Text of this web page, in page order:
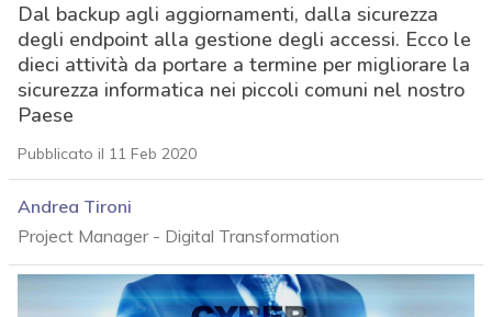
Dal backup agli aggiornamenti, dalla sicurezza
degli endpoint alla gestione degli accessi. Ecco le
dieci attività da portare a termine per migliorare la
sicurezza informatica nei piccoli comuni nel nostro
Paese
Pubblicato il 11 Feb 2020
Andrea Tironi
Project Manager - Digital Transformation